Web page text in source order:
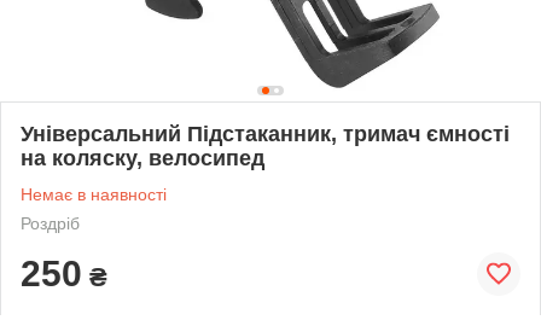
Універсальний Підстаканник, тримач ємності
на коляску, велосипед
Немає в наявності
Роздріб
250 ₴